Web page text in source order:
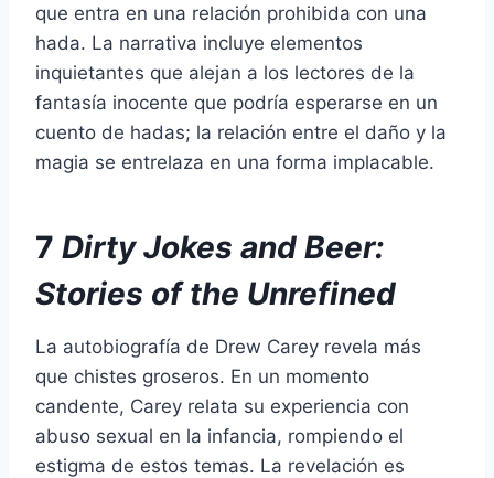
que entra en una relación prohibida con una
hada. La narrativa incluye elementos
inquietantes que alejan a los lectores de la
fantasía inocente que podría esperarse en un
cuento de hadas; la relación entre el daño y la
magia se entrelaza en una forma implacable.
7 Dirty Jokes and Beer:
Stories of the Unrefined
La autobiografía de Drew Carey revela más
que chistes groseros. En un momento
candente, Carey relata su experiencia con
abuso sexual en la infancia, rompiendo el
estigma de estos temas. La revelación es